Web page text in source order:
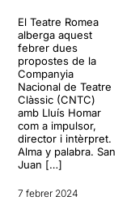
El Teatre Romea
alberga aquest
febrer dues
propostes de la
Companyia
Nacional de Teatre
Clàssic (CNTC)
amb Lluís Homar
com a impulsor,
director i intèrpret.
Alma y palabra. San
Juan […]
7 febrer 2024